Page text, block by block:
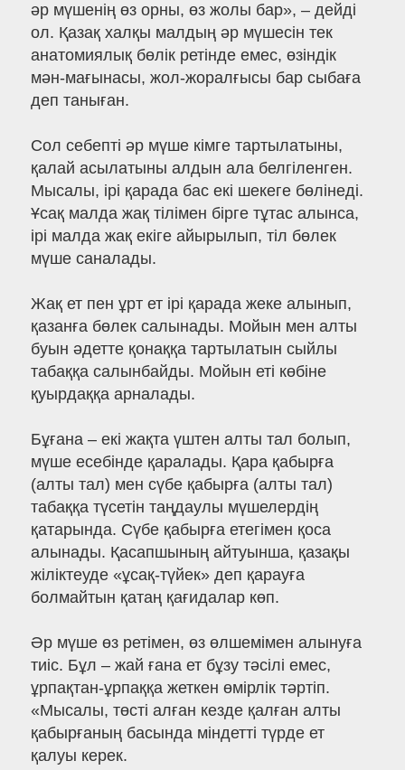
әр мүшенің өз орны, өз жолы бар», – дейді
ол. Қазақ халқы малдың әр мүшесін тек
анатомиялық бөлік ретінде емес, өзіндік
мән-мағынасы, жол-жоралғысы бар сыбаға
деп таныған.
Сол себепті әр мүше кімге тартылатыны,
қалай асылатыны алдын ала белгіленген.
Мысалы, ірі қарада бас екі шекеге бөлінеді.
Ұсақ малда жақ тілімен бірге тұтас алынса,
ірі малда жақ екіге айырылып, тіл бөлек
мүше саналады.
Жақ ет пен ұрт ет ірі қарада жеке алынып,
қазанға бөлек салынады. Мойын мен алты
буын әдетте қонаққа тартылатын сыйлы
табаққа салынбайды. Мойын еті көбіне
қуырдаққа арналады.
Бұғана – екі жақта үштен алты тал болып,
мүше есебінде қаралады. Қара қабырға
(алты тал) мен сүбе қабырға (алты тал)
табаққа түсетін таңдаулы мүшелердің
қатарында. Сүбе қабырға етегімен қоса
алынады. Қасапшының айтуынша, қазақы
жіліктеуде «ұсақ-түйек» деп қарауға
болмайтын қатаң қағидалар көп.
Әр мүше өз ретімен, өз өлшемімен алынуға
тиіс. Бұл – жай ғана ет бұзу тәсілі емес,
ұрпақтан-ұрпаққа жеткен өмірлік тәртіп.
«Мысалы, төсті алған кезде қалған алты
қабырғаның басында міндетті түрде ет
қалуы керек.